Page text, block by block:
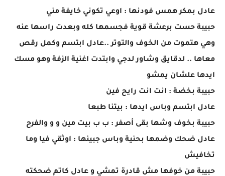
عادل بمكر همس فودنها : اوعي تكوني خايفة مني
حبيبة حست برعشة قوية فجسمها كله وبعدت راسها عنه
وهي هتموت من الخوف والتوتر ..عادل ابتسم وكمل رقص
معاها .. لدقايق وشاور لدجي وابتدت اغنية الزفة وهو مسك
ايدها علشان يمشو
حبيبة بخضة : انت انت رايح فين
عادل ابتسم وباس ايدها : بيتنا طبعا
حبيبة بخوف وشها بقى أصفر : ب ب بيت مين و و والفرح
عادل ضحك وضمها بحنية وباس جبينها : اوثقي فيا وما
تخافيش
حبيبة من خوفها مش قادرة تمشي و عادل كاتم ضحكته